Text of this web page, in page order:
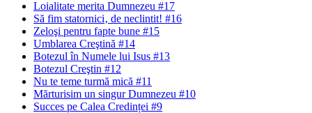
Loialitate merita Dumnezeu #17
Să fim statornici‚ de neclintit! #16
Zeloşi pentru fapte bune #15
Umblarea Creştină #14
Botezul în Numele lui Isus #13
Botezul Creştin #12
Nu te teme turmă mică #11
Mărturisim un singur Dumnezeu #10
Succes pe Calea Credinței #9